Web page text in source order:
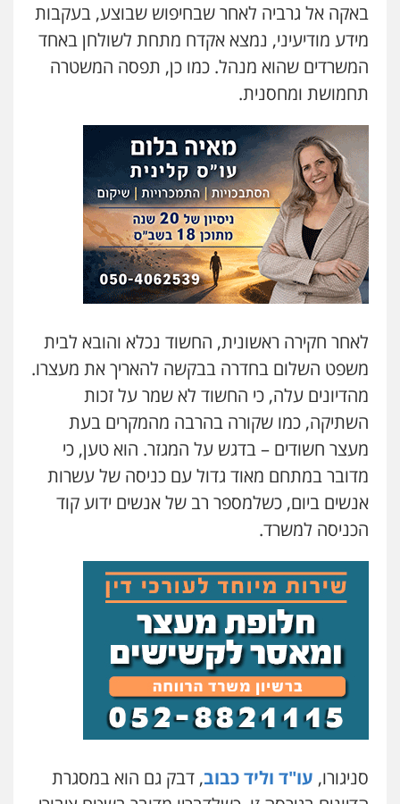
עו"ד זוהר ארבל
פלילי פשיעה חמורה מעצרים וחקירות
קטינים
0538788878
משפט פלילי פשיעה חמורה מעצרים
וחקירות צבאי תעבורה
0544218336
משרד עורכי דין חן ברוך
פלילי דיני תעבורה מעצרים וחקירות
0505078733
פלילי אסירים תעבורה מרב"ד
0547556464
עו"ד אילן אלימלך
פלילי פשיעה חמורה תעבורה אסירים
0522992110
עו"ד שאדי נאטור
0509230800
גיל דביר – משרד עורכי דין
פלילי פשיעה כלכלית צווארון לבן
0506217771
סלימאן אבו שעירה – משרד עורכי דין
0547780927
באקה אל גרביה לאחר שבחיפוש שבוצע, בעקבות
מידע מודיעיני, נמצא אקדח מתחת לשולחן באחד
המשרדים שהוא מנהל. כמו כן, תפסה המשטרה
תחמושת ומחסנית.
לאחר חקירה ראשונית, החשוד נכלא והובא לבית
משפט השלום בחדרה בבקשה להאריך את מעצרו.
מהדיונים עלה, כי החשוד לא שמר על זכות
השתיקה, כמו שקורה בהרבה מהמקרים בעת
מעצר חשודים – בדגש על המגזר. הוא טען, כי
מדובר במתחם מאוד גדול עם כניסה של עשרות
אנשים ביום, כשלמספר רב של אנשים ידוע קוד
הכניסה למשרד.
סניגורו, עו"ד וליד כבוב, דבק גם הוא במסגרת